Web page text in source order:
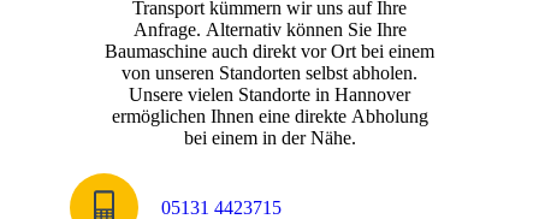
Transport kümmern wir uns auf Ihre
Anfrage. Alternativ können Sie Ihre
Baumaschine auch direkt vor Ort bei einem
von unseren Standorten selbst abholen.
Unsere vielen Standorte in Hannover
ermöglichen Ihnen eine direkte Abholung
bei einem in der Nähe.
05131 4423715